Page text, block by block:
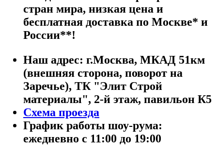
стран мира, низкая цена и
бесплатная доставка по Москве* и
России**!
Наш адрес: г.Москва, МКАД 51км
(внешняя сторона, поворот на
Заречье), ТК "Элит Строй
материалы", 2-й этаж, павильон К5
Схема проезда
График работы шоу-рума:
ежедневно с 11:00 до 19:00